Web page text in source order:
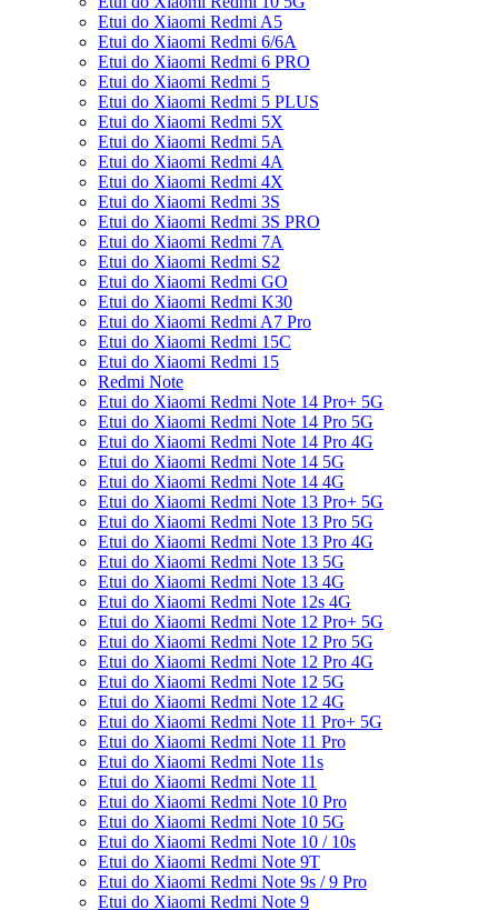
Etui do Xiaomi Redmi A5
Etui do Xiaomi Redmi 6/6A
Etui do Xiaomi Redmi 6 PRO
Etui do Xiaomi Redmi 5
Etui do Xiaomi Redmi 5 PLUS
Etui do Xiaomi Redmi 5X
Etui do Xiaomi Redmi 5A
Etui do Xiaomi Redmi 4A
Etui do Xiaomi Redmi 4X
Etui do Xiaomi Redmi 3S
Etui do Xiaomi Redmi 3S PRO
Etui do Xiaomi Redmi 7A
Etui do Xiaomi Redmi S2
Etui do Xiaomi Redmi GO
Etui do Xiaomi Redmi K30
Etui do Xiaomi Redmi A7 Pro
Etui do Xiaomi Redmi 15C
Etui do Xiaomi Redmi 15
Redmi Note
Etui do Xiaomi Redmi Note 14 Pro+ 5G
Etui do Xiaomi Redmi Note 14 Pro 5G
Etui do Xiaomi Redmi Note 14 Pro 4G
Etui do Xiaomi Redmi Note 14 5G
Etui do Xiaomi Redmi Note 14 4G
Etui do Xiaomi Redmi Note 13 Pro+ 5G
Etui do Xiaomi Redmi Note 13 Pro 5G
Etui do Xiaomi Redmi Note 13 Pro 4G
Etui do Xiaomi Redmi Note 13 5G
Etui do Xiaomi Redmi Note 13 4G
Etui do Xiaomi Redmi Note 12s 4G
Etui do Xiaomi Redmi Note 12 Pro+ 5G
Etui do Xiaomi Redmi Note 12 Pro 5G
Etui do Xiaomi Redmi Note 12 Pro 4G
Etui do Xiaomi Redmi Note 12 5G
Etui do Xiaomi Redmi Note 12 4G
Etui do Xiaomi Redmi Note 11 Pro+ 5G
Etui do Xiaomi Redmi Note 11 Pro
Etui do Xiaomi Redmi Note 11s
Etui do Xiaomi Redmi Note 11
Etui do Xiaomi Redmi Note 10 Pro
Etui do Xiaomi Redmi Note 10 5G
Etui do Xiaomi Redmi Note 10 / 10s
Etui do Xiaomi Redmi Note 9T
Etui do Xiaomi Redmi Note 9s / 9 Pro
Etui do Xiaomi Redmi Note 9